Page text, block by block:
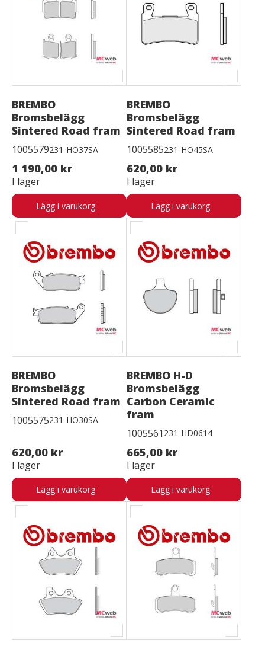
BREMBO
Bromsbelägg
Sintered Road fram
1005579231-HO37SA
1 190,00 kr
I lager
Lägg i varukorg
BREMBO
Bromsbelägg
Sintered Road fram
1005585231-HO45SA
620,00 kr
I lager
Lägg i varukorg
BREMBO
Bromsbelägg
Sintered Road fram
1005575231-HO30SA
620,00 kr
I lager
Lägg i varukorg
BREMBO H-D
Bromsbelägg
Carbon Ceramic
fram
1005561 231-HD0614
665,00 kr
I lager
Lägg i varukorg